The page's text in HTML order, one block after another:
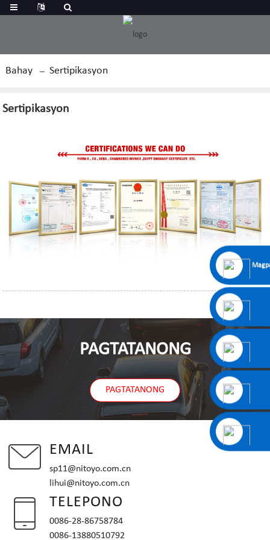
Bahay Sertipikasyon
Sertipikasyon
PAGTATANONG
PAGTATANONG
EMAIL
sp11@nitoyo.com.cn
lihui@nitoyo.com.cn
TELEPONO
0086-28-86758784
0086-13880510792